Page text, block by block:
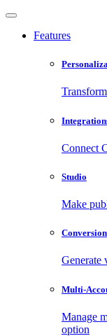
Features
Connect
Studio
Make
Conversion
Generate
Multi-
Manage
option